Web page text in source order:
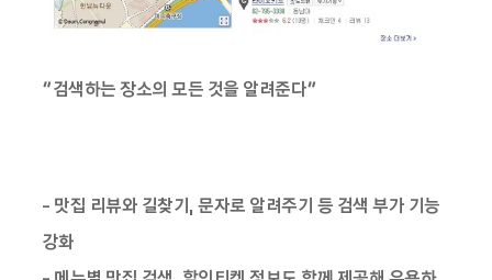
“검색하는 장소의 모든 것을 알려준다”
- 맛집 리뷰와 길찾기, 문자로 알려주기 등 검색 부가 기능
강화